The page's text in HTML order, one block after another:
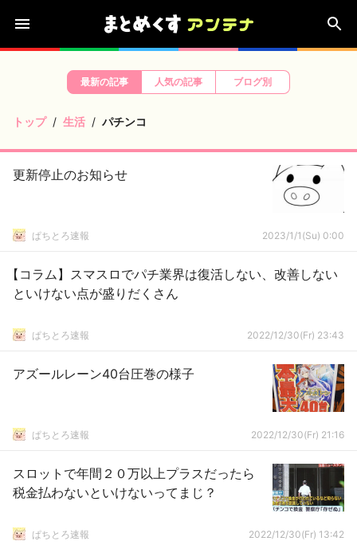
最新の記事 人気の記事 ブログ別
トップ 生活 パチンコ
更新停止のお知らせ
ぱちとろ速報 2023/1/1(Su) 0:00
【コラム】スマスロでパチ業界は復活しない、改善しない
といけない点が盛りだくさん
ぱちとろ速報 2022/12/30(Fr) 23:43
アズールレーン40台圧巻の様子
ぱちとろ速報 2022/12/30(Fr) 21:16
スロットで年間２０万以上プラスだったら
税金払わないといけないってまじ？
ぱちとろ速報 2022/12/30(Fr) 13:42